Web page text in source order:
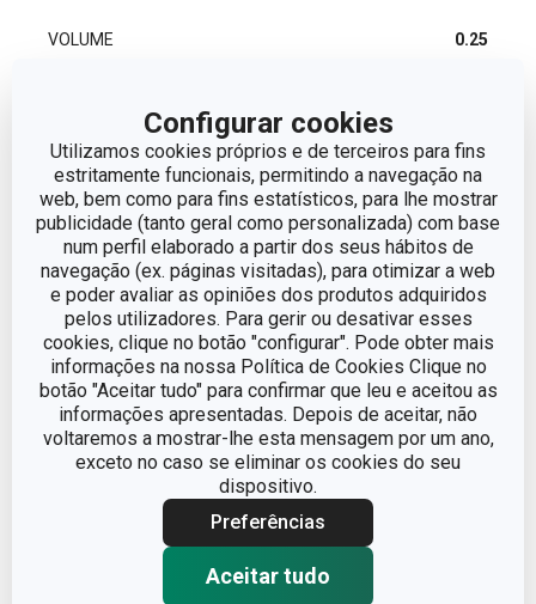
Configurar cookies
Utilizamos cookies próprios e de terceiros para fins
estritamente funcionais, permitindo a navegação na
web, bem como para fins estatísticos, para lhe mostrar
publicidade (tanto geral como personalizada) com base
num perfil elaborado a partir dos seus hábitos de
navegação (ex. páginas visitadas), para otimizar a web
e poder avaliar as opiniões dos produtos adquiridos
pelos utilizadores. Para gerir ou desativar esses
cookies, clique no botão "configurar". Pode obter mais
informações na nossa Política de Cookies Clique no
botão "Aceitar tudo" para confirmar que leu e aceitou as
informações apresentadas. Depois de aceitar, não
voltaremos a mostrar-lhe esta mensagem por um ano,
exceto no caso se eliminar os cookies do seu
dispositivo.
Preferências
Aceitar tudo
VOLUME 0.25
Outros parâmetros
CATEGORIA Condimentos
DETALHES Dosificador Açúcar
LINHA DE PRODUTO CLASSIC
MATERIAL aço inoxidável, vidro
TIPO Acucareiro
8595028427950
GARANTIA (EM ANOS)